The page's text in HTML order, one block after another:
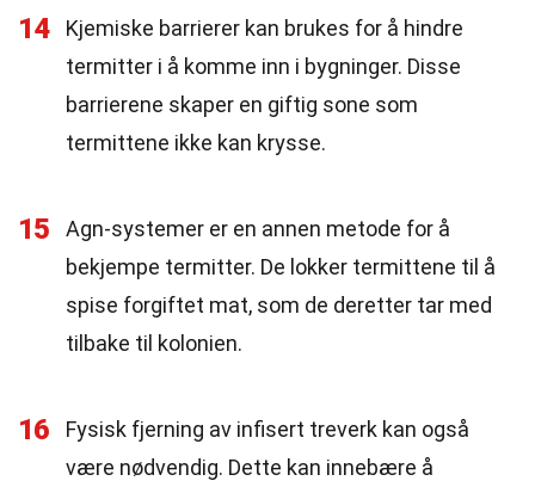
14
Kjemiske barrierer kan brukes for å hindre
termitter i å komme inn i bygninger. Disse
barrierene skaper en giftig sone som
termittene ikke kan krysse.
15
Agn-systemer er en annen metode for å
bekjempe termitter. De lokker termittene til å
spise forgiftet mat, som de deretter tar med
tilbake til kolonien.
16
Fysisk fjerning av infisert treverk kan også
være nødvendig. Dette kan innebære å